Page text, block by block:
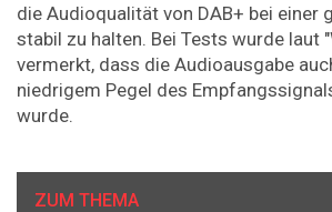
die Audioqualität von DAB+ bei einer
stabil zu halten. Bei Tests wurde laut
vermerkt, dass die Audioausgabe
niedrigem Pegel des
wurde.
ZUM THEMA